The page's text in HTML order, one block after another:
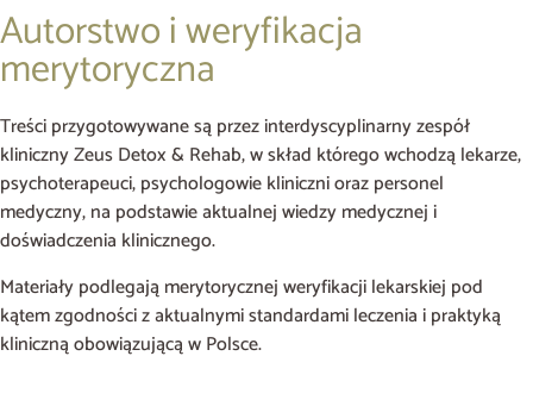
Autorstwo i weryfikacja
merytoryczna
Treści przygotowywane są przez interdyscyplinarny zespół
kliniczny Zeus Detox & Rehab, w skład którego wchodzą lekarze,
psychoterapeuci, psychologowie kliniczni oraz personel
medyczny, na podstawie aktualnej wiedzy medycznej i
doświadczenia klinicznego.
Materiały podlegają merytorycznej weryfikacji lekarskiej pod
kątem zgodności z aktualnymi standardami leczenia i praktyką
kliniczną obowiązującą w Polsce.